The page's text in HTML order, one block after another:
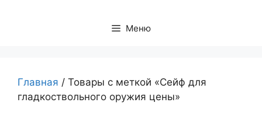
Меню
Главная / Товары с меткой «Сейф для
гладкоствольного оружия цены»